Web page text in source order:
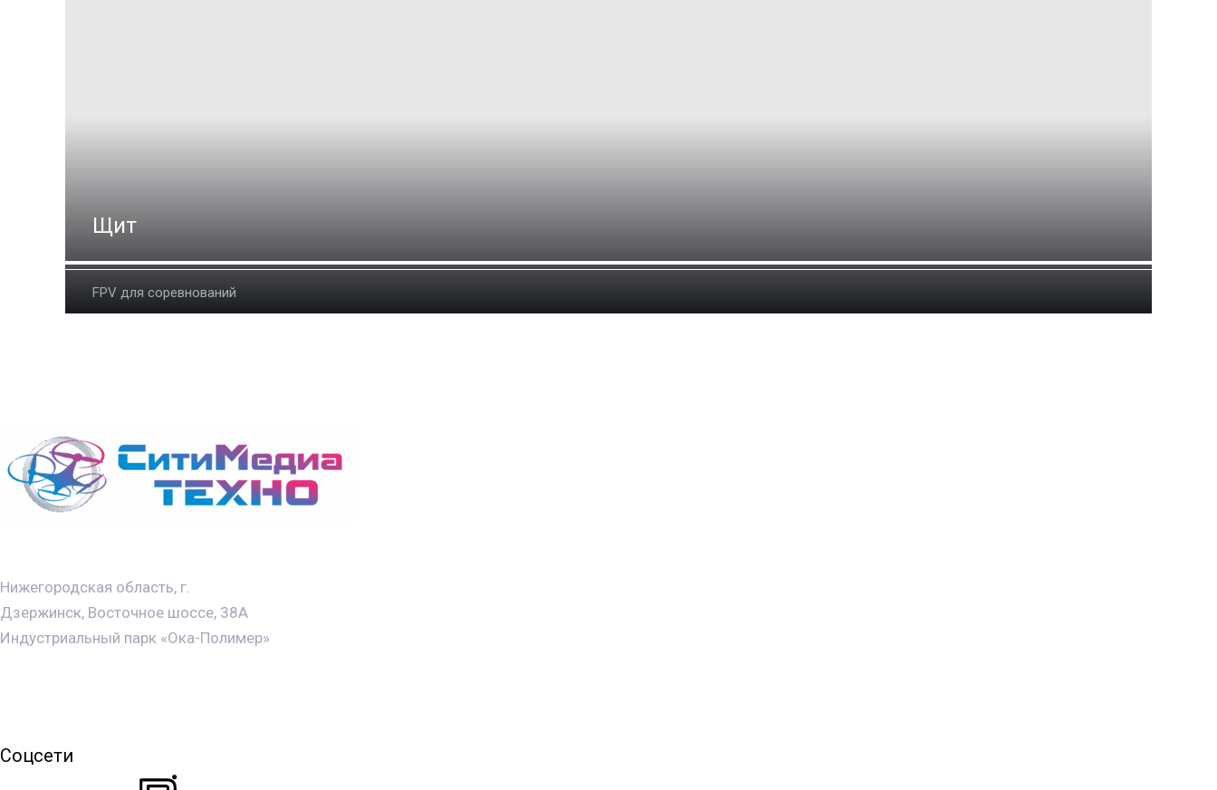
Щит
FPV для соревнований
Нижегородская область, г.
Дзержинск, Восточное шоссе, 38А
Индустриальный парк «Ока-Полимер»
Соцсети